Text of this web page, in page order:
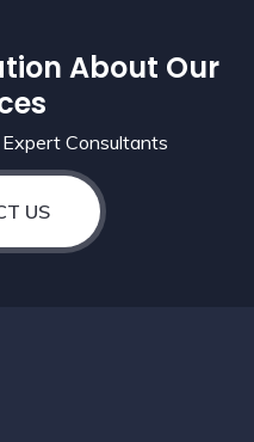
About Our
Consultants
US